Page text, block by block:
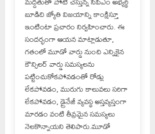
బూడిది జ్యోతి విజయాన్ని కాంక్షిస్తూ
ఇంటింటా ప్రచారం నిర్వహించారు. ఈ
సందర్భంగా ఆయన మాట్లాడుతూ,
గతంలో మూడో వార్డు నుంచి ఎన్నికైన
కౌన్సిలర్ వార్డు సమస్యలను
పట్టించుకోకపోవడంతో రోడ్లు
లేకపోవడం, మురుగు కాలువలు సరిగా
లేకపోవడం, డ్రైనేజీ వ్యవస్థ అస్తవ్యస్తంగా
మారడం వంటి తీవ్రమైన సమస్యలు
నెలకొన్నాయని తెలిపారు.మూడో